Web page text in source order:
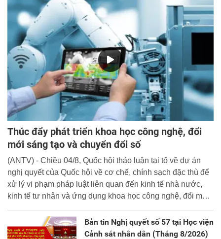
Thúc đẩy phát triển khoa học công nghệ, đổi
mới sáng tạo và chuyển đổi số
(ANTV) - Chiều 04/8, Quốc hội thảo luận tại tổ về dự án
nghị quyết của Quốc hội về cơ chế, chính sạch đặc thù để
xử lý vi phạm pháp luật liên quan đến kinh tế nhà nước,
kinh tế tư nhân và ứng dụng khoa học công nghệ, đổi mới
Bản tin Nghị quyết số 57 tại Học viện
Cảnh sát nhân dân (Tháng 8/2026)